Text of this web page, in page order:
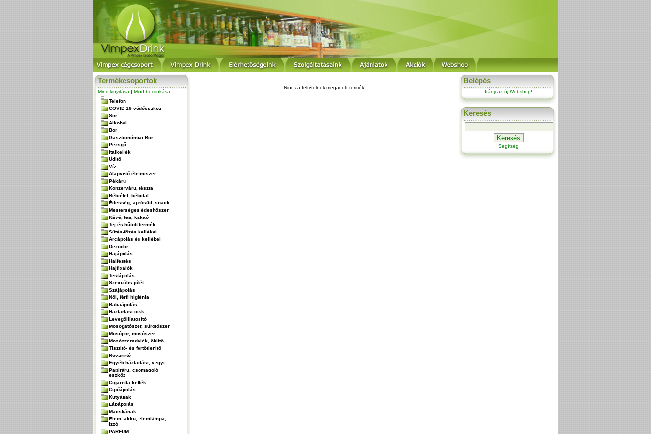
Termékcsoportok
Mind kinyitása | Mind becsukása
Telefon
COVID-19 védőeszköz
Sör
Alkohol
Bor
Gasztronómiai Bor
Pezsgő
Italkellék
Üdítő
Víz
Alapvető élelmiszer
Pékáru
Konzerváru, tészta
Bébiétel, bébiital
Édesség, aprósüti, snack
Mesterséges édesitőszer
Kávé, tea, kakaó
Tej és hűtött termék
Sütés-főzés kellékei
Arcápolás és kellékei
Dezodor
Hajápolás
Hajfestés
Hajfixálók
Testápolás
Szexuális jólét
Szájápolás
Női, férfi higiénia
Babaápolás
Háztartási cikk
Levegőillatosító
Mosogatószer, súrolószer
Mosópor, mosószer
Mosószeradalék, öblítő
Tisztító- és fertőtlenítő
Rovarírtó
Egyéb háztartási, vegyi
Papíráru, csomagoló
eszköz
Cigaretta kellék
Cipőápolás
Kutyának
Lábápolás
Macskának
Elem, akku, elemlámpa,
izzó
PARFÜM
Nincs a feltételnek megadott termék!
Belépés
Irány az új Webshop!
Keresés
Segítség